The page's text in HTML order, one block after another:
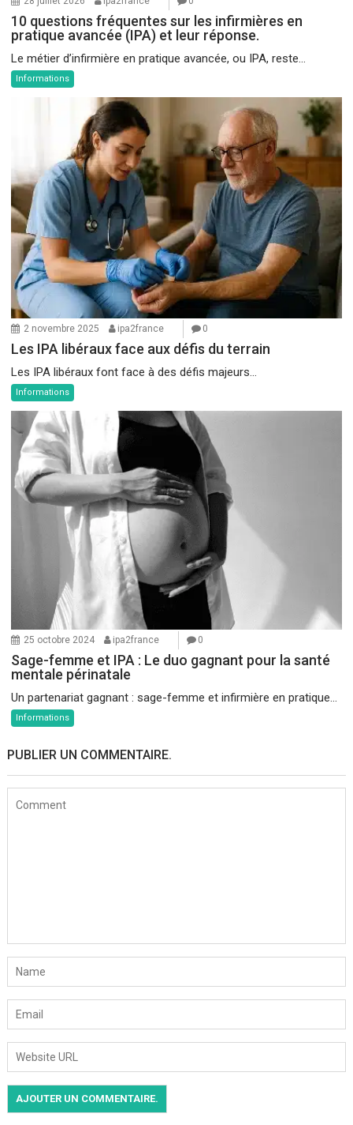
10 questions fréquentes sur les infirmières en
pratique avancée (IPA) et leur réponse.
Le métier d’infirmière en pratique avancée, ou IPA, reste...
Informations
2 novembre 2025 ipa2france 0
Les IPA libéraux face aux défis du terrain
Les IPA libéraux font face à des défis majeurs...
Informations
25 octobre 2024 ipa2france 0
Sage-femme et IPA : Le duo gagnant pour la santé
mentale périnatale
Un partenariat gagnant : sage-femme et infirmière en pratique...
Informations
PUBLIER UN COMMENTAIRE.